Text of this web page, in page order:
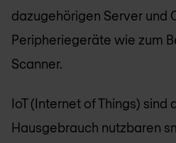
dazugehörigen Server und
Peripheriegeräte wie zum
Scanner.
IoT (Internet of Things) sind
Hausgebrauch nutzbaren